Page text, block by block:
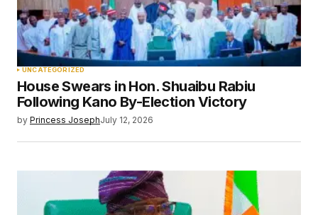
UNCATEGORIZED
House Swears in Hon. Shuaibu Rabiu
Following Kano By-Election Victory
by Princess JosephJuly 12, 2026